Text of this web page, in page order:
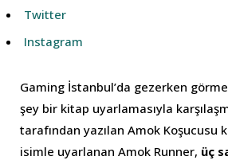
Twitter
Instagram
Gaming İstanbul’da gezerken
şey bir kitap uyarlamasıyla
tarafından yazılan Amok Koşucusu
isimle uyarlanan Amok Runner, üç